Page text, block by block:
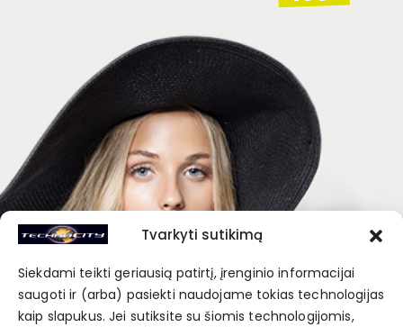
Tvarkyti sutikimą
Siekdami teikti geriausią patirtį, įrenginio informacijai
saugoti ir (arba) pasiekti naudojame tokias technologijas
kaip slapukus. Jei sutiksite su šiomis technologijomis,